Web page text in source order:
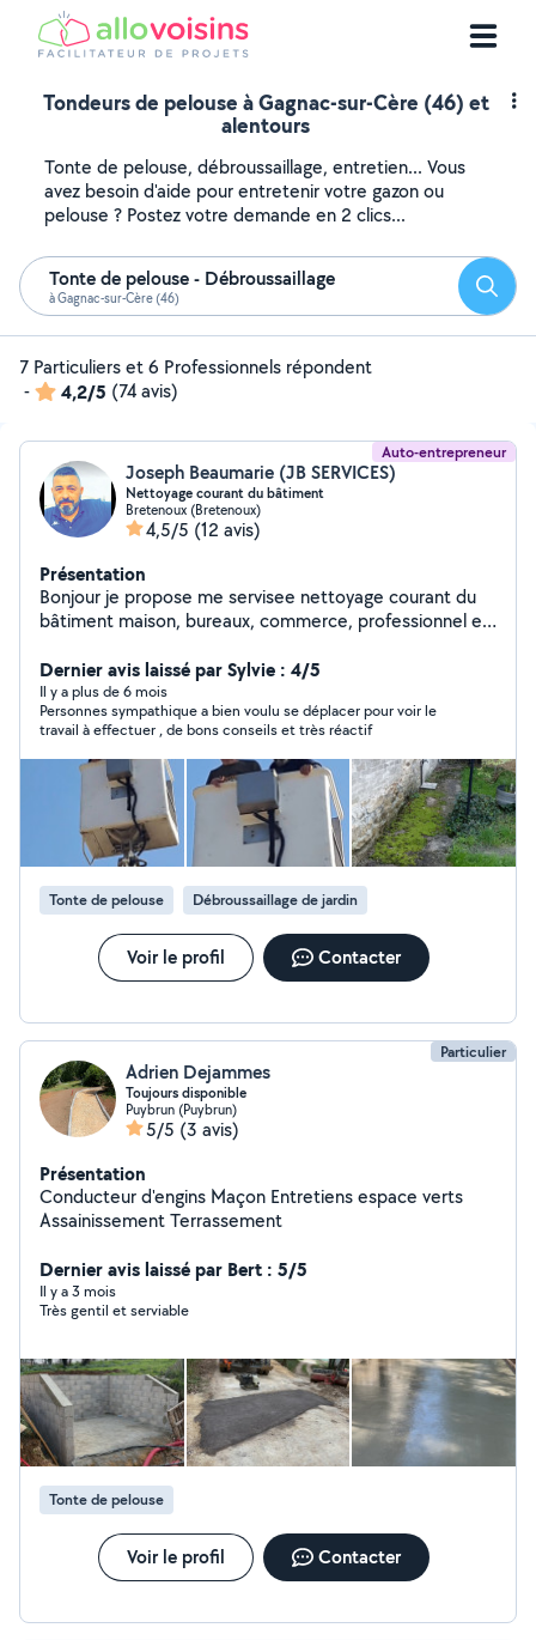
Tondeurs de pelouse à Gagnac-sur-Cère (46) et
alentours
Tonte de pelouse, débroussaillage, entretien... Vous
avez besoin d'aide pour entretenir votre gazon ou
pelouse ? Postez votre demande en 2 clics...
Tonte de pelouse - Débroussaillage
à Gagnac-sur-Cère (46)
7 Particuliers et 6 Professionnels répondent
-
4,2/5 (74 avis)
Auto-entrepreneur
Joseph Beaumarie (JB SERVICES)
Nettoyage courant du bâtiment
Bretenoux (Bretenoux)
4,5/5 (12 avis)
Présentation
Bonjour je propose me servisee nettoyage courant du
bâtiment maison, bureaux, commerce, professionnel et
entretien Parc et jardin évacuation des échets verts ,
(traitement anti mousse) pour plus de renseignements
esite pas à prendre contact pour vos futurs projets de
travaux) étude et devis gratuit et sans engagement !!!
travaux effectués dans les plus brefs délais
Dernier avis laissé par Sylvie : 4/5
Il y a plus de 6 mois
Personnes sympathique a bien voulu se déplacer pour voir le
travail à effectuer , de bons conseils et très réactif
Tonte de pelouse Débroussaillage de jardin
Voir le profil Contacter
Particulier
Adrien Dejammes
Toujours disponible
Puybrun (Puybrun)
5/5 (3 avis)
Présentation
Conducteur d'engins Maçon Entretiens espace verts
Assainissement Terrassement
Dernier avis laissé par Bert : 5/5
Il y a 3 mois
Très gentil et serviable
Tonte de pelouse
Voir le profil Contacter